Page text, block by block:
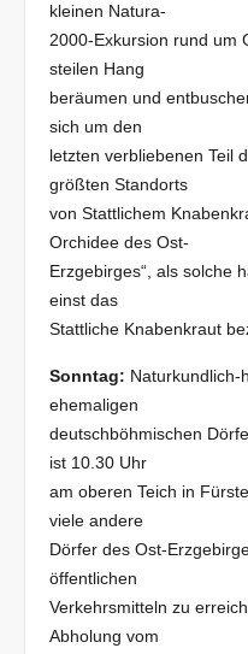
kleinen Natura-
2000-Exkursion rund um
steilen Hang
beräumen und
sich um den
letzten verbliebenen Teil
größten Standorts
von Stattlichem
Orchidee des Ost-
Erzgebirges“, als solche
einst das
Stattliche Knabenkraut
Sonntag: Naturkundlich-
ehemaligen
deutschböhmischen
ist 10.30 Uhr
am oberen Teich in
viele andere
Dörfer des Ost-
öffentlichen
Verkehrsmitteln zu
Abholung vom